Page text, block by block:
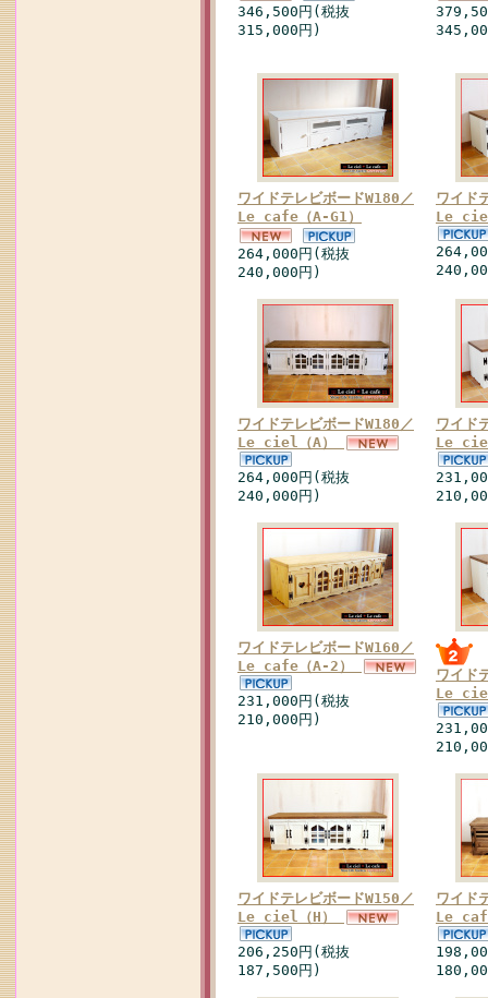
346,500円(税抜
315,000円)
ワイドテレビボードW180／
Le cafe（A-G1）
264,000円(税抜
240,000円)
ワイド
Le
ワイドテレビボードW180／
Le ciel（A）
264,000円(税抜
240,000円)
ワイド
Le
ワイドテレビボードW160／
Le cafe（A-2）
231,000円(税抜
210,000円)
ワイド
Le
ワイドテレビボードW150／
Le ciel（H）
206,250円(税抜
187,500円)
ワイド
Le